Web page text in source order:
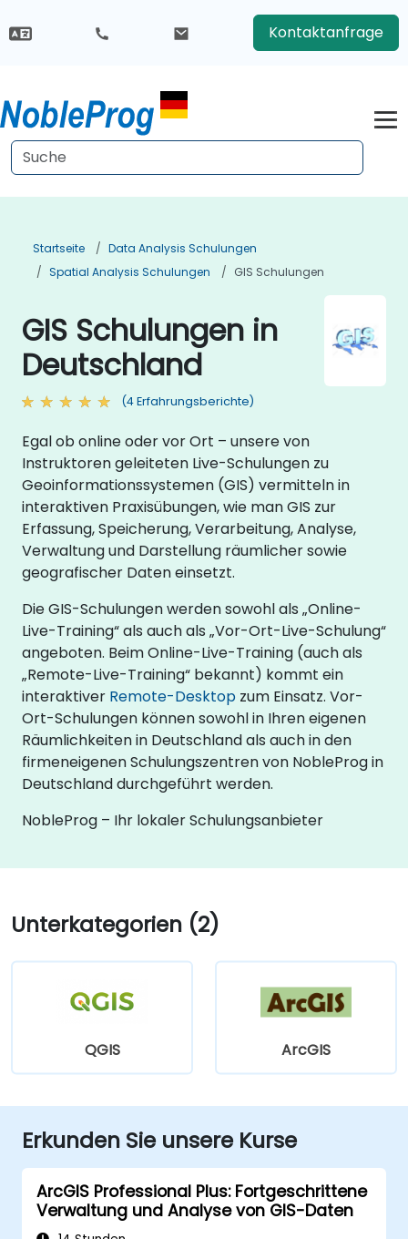
Kontaktanfrage
Startseite
Data Analysis Schulungen
Spatial Analysis Schulungen
GIS Schulungen
GIS Schulungen in
Deutschland
(4 Erfahrungsberichte)
Egal ob online oder vor Ort – unsere von
Instruktoren geleiteten Live-Schulungen zu
Geoinformationssystemen (GIS) vermitteln in
interaktiven Praxisübungen, wie man GIS zur
Erfassung, Speicherung, Verarbeitung, Analyse,
Verwaltung und Darstellung räumlicher sowie
geografischer Daten einsetzt.
Die GIS-Schulungen werden sowohl als „Online-
Live-Training“ als auch als „Vor-Ort-Live-Schulung“
angeboten. Beim Online-Live-Training (auch als
„Remote-Live-Training“ bekannt) kommt ein
interaktiver Remote-Desktop zum Einsatz. Vor-
Ort-Schulungen können sowohl in Ihren eigenen
Räumlichkeiten in Deutschland als auch in den
firmeneigenen Schulungszentren von NobleProg in
Deutschland durchgeführt werden.
NobleProg – Ihr lokaler Schulungsanbieter
Unterkategorien (2)
QGIS ArcGIS
Erkunden Sie unsere Kurse
ArcGIS Professional Plus: Fortgeschrittene
Verwaltung und Analyse von GIS-Daten